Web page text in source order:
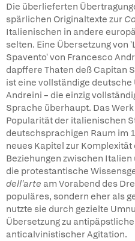
Die überlieferten
spärlichen Originaltexte zur
Italienischen in andere
selten. Eine Übersetzung von
Spavento' von Francesco
dapffere Thaten deß Capitan
ist eine vollständige deutsche
Andreini – die einzig
Sprache überhaupt. Das
Popularität der italienischen
deutschsprachigen Raum im
neues Kapitel zur
Beziehungen zwischen
die protestantische
dell'arte am Vorabend des
populäres, sondern eher als
nutzte sie durch gezielte
Übersetzung zu
anticalvinistischer Agitation.